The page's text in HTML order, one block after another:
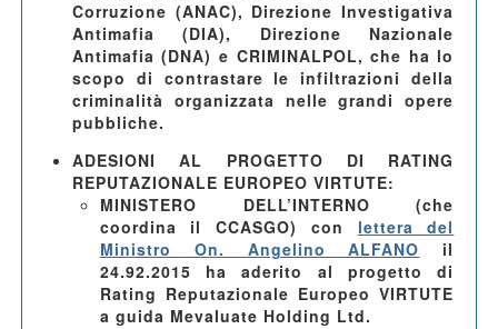
Corruzione (ANAC), Direzione Investigativa
Antimafia (DIA), Direzione Nazionale
Antimafia (DNA) e CRIMINALPOL, che ha lo
scopo di contrastare le infiltrazioni della
criminalità organizzata nelle grandi opere
pubbliche.
ADESIONI AL PROGETTO DI RATING
REPUTAZIONALE EUROPEO VIRTUTE:
MINISTERO DELL’INTERNO (che
coordina il CCASGO) con lettera del
Ministro On. Angelino ALFANO il
24.92.2015 ha aderito al progetto di
Rating Reputazionale Europeo VIRTUTE
a guida Mevaluate Holding Ltd.